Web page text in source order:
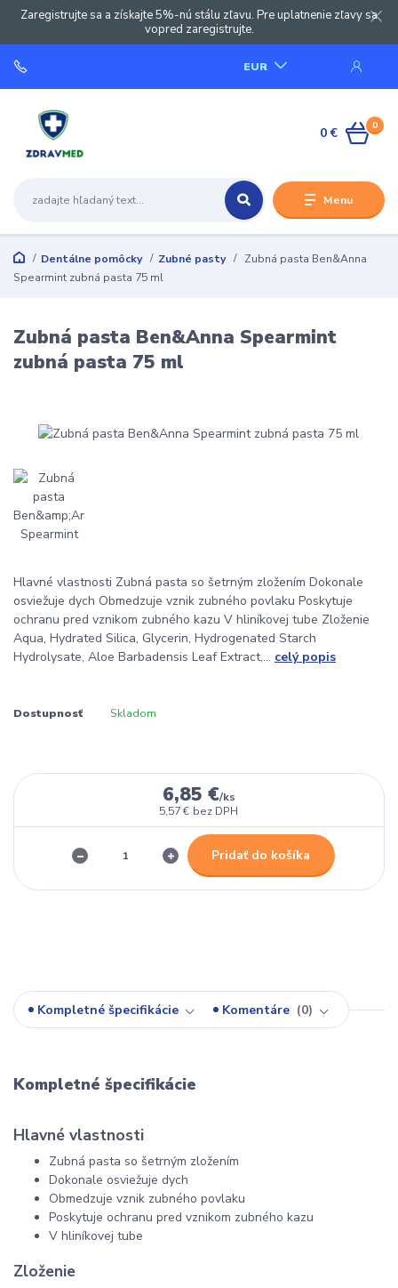
Zaregistrujte sa a získajte 5%-nú stálu zľavu. Pre uplatnenie zľavy sa
vopred zaregistrujte.
Menu
EUR
0
0 €
Dentálne pomôcky Zubné pasty
Zubná pasta Ben&Anna
Spearmint zubná pasta 75 ml
Zubná pasta Ben&Anna Spearmint
zubná pasta 75 ml
Hlavné vlastnosti Zubná pasta so šetrným zložením Dokonale
osviežuje dych Obmedzuje vznik zubného povlaku Poskytuje
ochranu pred vznikom zubného kazu V hliníkovej tube Zloženie
Aqua, Hydrated Silica, Glycerin, Hydrogenated Starch
Hydrolysate, Aloe Barbadensis Leaf Extract,... celý popis
Dostupnosť Skladom
6,85 €/ks
5,57 € bez DPH
Pridať do košíka
Kompletné špecifikácie Komentáre 0
Kompletné špecifikácie
Hlavné vlastnosti
Zubná pasta so šetrným zložením
Dokonale osviežuje dych
Obmedzuje vznik zubného povlaku
Poskytuje ochranu pred vznikom zubného kazu
V hliníkovej tube
Zloženie